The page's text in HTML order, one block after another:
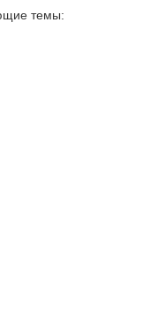
темы: